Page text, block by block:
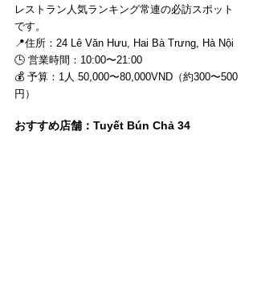
レストラン人気ランキング常連の必訪スポット
です。
📍住所：24 Lê Văn Hưu, Hai Bà Trưng, Hà Nội
🕒 営業時間：10:00〜21:00
💰 予算：1人 50,000〜80,000VND（約300〜500
円）
おすすめ店舗：Tuyết Bún Chả 34